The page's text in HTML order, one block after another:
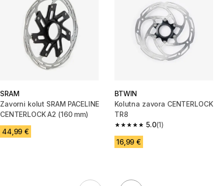
SRAM
Zavorni kolut SRAM PACELINE
CENTERLOCK A2 (160 mm)
44,99 €
BTWIN
Kolutna zavora CENTERLOCK
TR8
5.0
5.0 od 5 zvezdic from 1 ocene
(1)
16,99 €